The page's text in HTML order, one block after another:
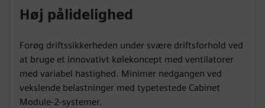
Høj pålidelighed
Forøg driftssikkerheden under svære driftsforhold ved
at bruge et innovativt kølekoncept med ventilatorer
med variabel hastighed. Minimer nedgangen ved
vekslende belastninger med typetestede Cabinet
Module-2-systemer.